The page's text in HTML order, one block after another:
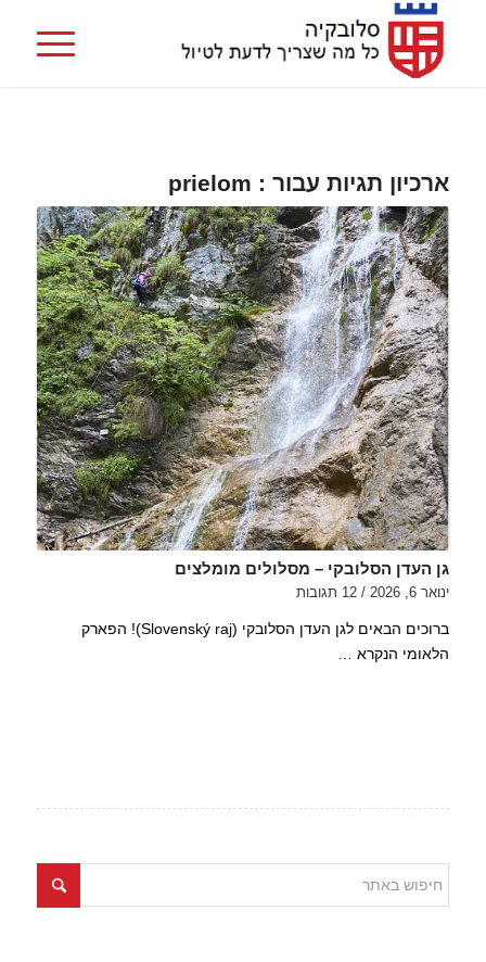
ארכיון תגיות עבור : prielom
גן העדן הסלובקי – מסלולים מומלצים
ינואר 6, 2026 / 12 תגובות
ברוכים הבאים לגן העדן הסלובקי (Slovenský raj)! הפארק
הלאומי הנקרא …